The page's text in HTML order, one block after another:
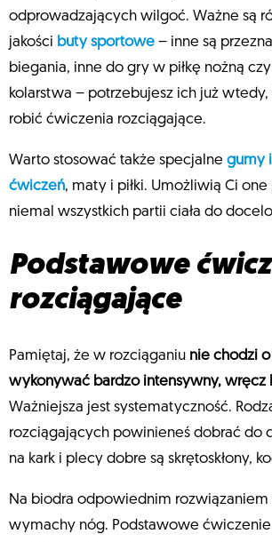
odprowadzających wilgoć. Ważne są
jakości buty sportowe – inne są
biegania, inne do gry w piłkę nożną
kolarstwa – potrzebujesz ich już
robić ćwiczenia rozciągające.
Warto stosować także specjalne gumy
ćwiczeń, maty i piłki. Umożliwią Ci
niemal wszystkich partii ciała do
Podstawowe
rozciągające
Pamiętaj, że w rozciąganiu nie chodzi
wykonywać bardzo intensywny, wręcz
Ważniejsza jest systematyczność.
rozciągających powinieneś dobrać do
na kark i plecy dobre są skrętoskłony,
Na biodra odpowiednim rozwiązaniem
wymachy nóg. Podstawowe